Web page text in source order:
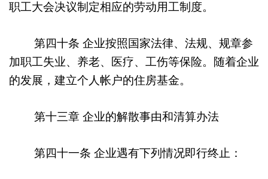
职工大会决议制定相应的劳动用工制度。
第四十条 企业按照国家法律、法规、规章参
加职工失业、养老、医疗、工伤等保险。随着企业
的发展，建立个人帐户的住房基金。
第十三章 企业的解散事由和清算办法
第四十一条 企业遇有下列情况即行终止：